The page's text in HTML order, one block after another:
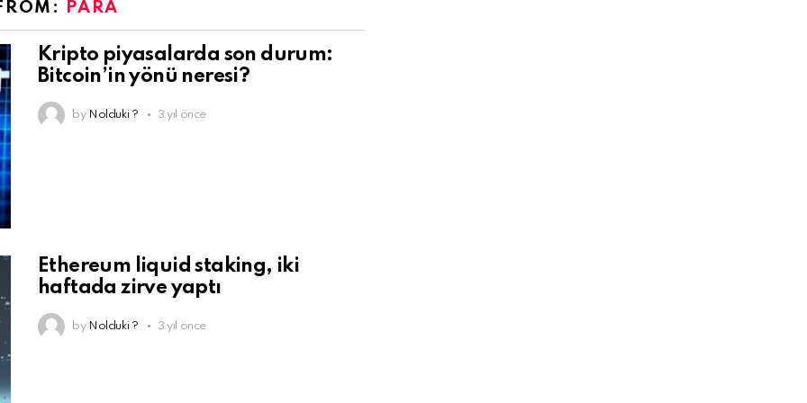
PARA
Kripto piyasalarda son durum:
Bitcoin’in yönü neresi?
by Nolduki ? 3 yıl önce
Ethereum liquid staking, iki
haftada zirve yaptı
by Nolduki ? 3 yıl önce